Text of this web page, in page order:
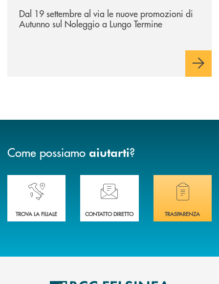
Dal 19 settembre al via le nuove promozioni di
Autunno sul Noleggio a Lungo Termine
Come possiamo aiutarti?
Accedi all' elenco completo delle nostre&nbsp; filiali .
TROVA LA FILIALE
Ti serve assistenza immediata? Contattaci!
CONTATTO DIRETTO
Hai bisogno di
TRASPARENZA